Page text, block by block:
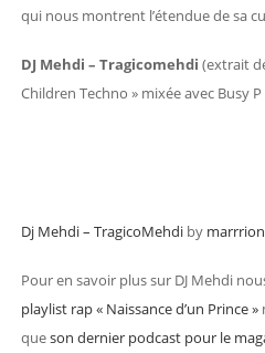
qui nous montrent l’étendue de sa
DJ Mehdi – Tragicomehdi (extrait
Children Techno » mixée avec Busy
Dj Mehdi – TragicoMehdiby
Pour en savoir plus sur DJ Mehdi
playlist rap « Naissance d’un Prince »
queson dernier podcast pour le